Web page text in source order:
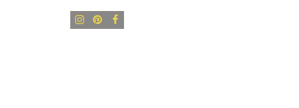
Facebook
Pinterest
Instagram